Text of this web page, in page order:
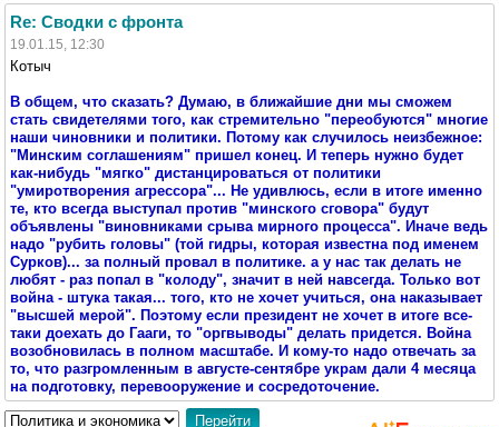
Re: Сводки с фронта
19.01.15, 12:30
Котыч
В общем, что сказать? Думаю, в ближайшие дни мы сможем
стать свидетелями того, как стремительно "переобуются" многие
наши чиновники и политики. Потому как случилось неизбежное:
"Минским соглашениям" пришел конец. И теперь нужно будет
как-нибудь "мягко" дистанцироваться от политики
"умиротворения агрессора"... Не удивлюсь, если в итоге именно
те, кто всегда выступал против "минского сговора" будут
объявлены "виновниками срыва мирного процесса". Иначе ведь
надо "рубить головы" (той гидры, которая известна под именем
Сурков)... за полный провал в политике. а у нас так делать не
любят - раз попал в "колоду", значит в ней навсегда. Только вот
война - штука такая... того, кто не хочет учиться, она наказывает
"высшей мерой". Поэтому если президент не хочет в итоге все-
таки доехать до Гааги, то "оргвыводы" делать придется. Война
возобновилась в полном масштабе. И кому-то надо отвечать за
то, что разгромленным в августе-сентябре украм дали 4 месяца
на подготовку, перевооружение и сосредоточение.